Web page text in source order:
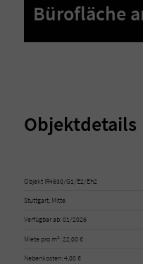
Bürofläche
Objektdetails
Objekt IR4630/G1/E2/Eh2
Stuttgart, Mitte
Verfügbar ab: 01/2026
Miete pro m²: 22,00 €
Nebenkosten: 4,00 €